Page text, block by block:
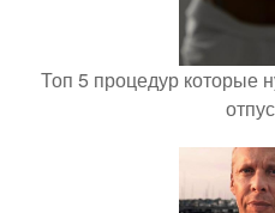
Топ 5 процедур которые